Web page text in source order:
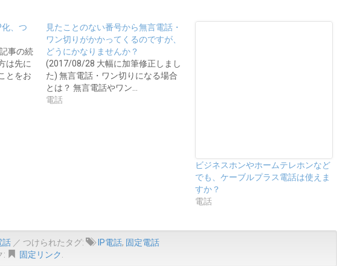
、つ
事の続
は先に
とをお
見たことのない番号から無言電話・
ワン切りがかかってくるのですが、
どうにかなりませんか？
(2017/08/28 大幅に加筆修正しまし
た) 無言電話・ワン切りになる場合
とは？ 無言電話やワン…
電話
ビジネスホンやホームテレホンなど
でも、ケーブルプラス電話は使えま
すか？
電話
話 ／ つけられたタグ: IP電話, 固定電話
:
固定リンク